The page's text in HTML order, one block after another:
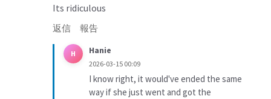
Its ridiculous
返信 報告
H Hanie
2026-03-15 00:09
I know right, it would've ended the same
way if she just went and got the